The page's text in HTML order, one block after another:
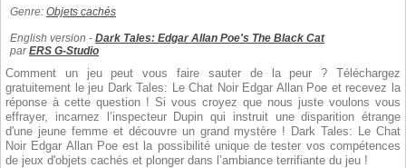
Genre: Objets cachés
English version - Dark Tales: Edgar Allan Poe's The Black Cat
parERS G-Studio
Comment un jeu peut vous faire sauter de la peur ? Téléchargez
gratuitement le jeu Dark Tales: Le Chat Noir Edgar Allan Poe et recevez la
réponse à cette question ! Si vous croyez que nous juste voulons vous
effrayer, incarnez l’inspecteur Dupin qui instruit une disparition étrange
d'une jeune femme et découvre un grand mystère ! Dark Tales: Le Chat
Noir Edgar Allan Poe est la possibilité unique de tester vos compétences
de jeux d'objets cachés et plonger dans l’ambiance terrifiante du jeu !